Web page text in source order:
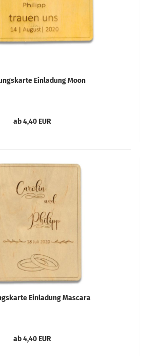
Einladung Moon
ab 4,40 EUR
Einladung Mascara
ab 4,40 EUR